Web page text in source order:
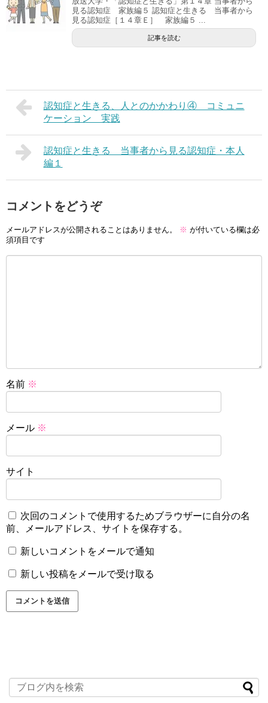
見る認知症 家族編５ 認知症と生きる 当事者から
見る認知症［１４章Ｅ］ 家族編５ ...
記事を読む
認知症と生きる、人とのかかわり④ コミュニ
ケーション 実践
認知症と生きる 当事者から見る認知症・本人
編１
コメントをどうぞ
メールアドレスが公開されることはありません。 ※ が付いている欄は必
須項目です
名前 ※
メール ※
サイト
次回のコメントで使用するためブラウザーに自分の名
前、メールアドレス、サイトを保存する。
新しいコメントをメールで通知
新しい投稿をメールで受け取る